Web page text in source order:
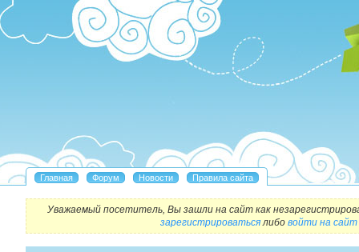
Уважаемый посетитель, Вы зашли на сайт как
зарегистрироватьсялибо войти на сайт